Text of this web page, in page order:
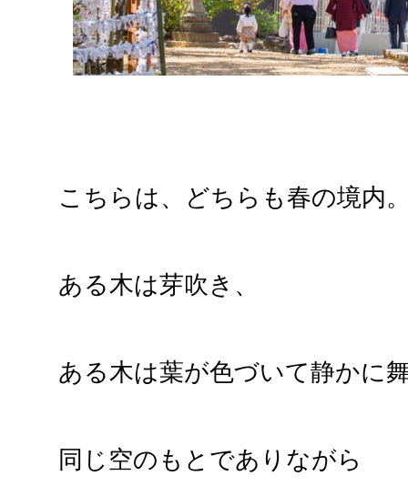
こちらは、どちらも春の境内
ある木は芽吹き、
ある木は葉が色づいて静かに
同じ空のもとでありながら